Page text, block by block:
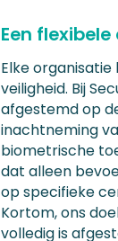
Een
Elke
veiligheid. Bij
afgestemd op
inachtneming
biometrische
dat alleen
op specifieke
Kortom, ons
volledig is